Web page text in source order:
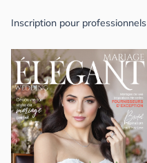
Inscription pour professionnels